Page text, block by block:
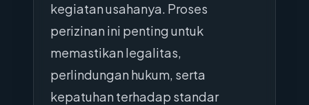
kegiatan usahanya. Proses
perizinan ini penting untuk
memastikan legalitas,
perlindungan hukum, serta
kepatuhan terhadap standar